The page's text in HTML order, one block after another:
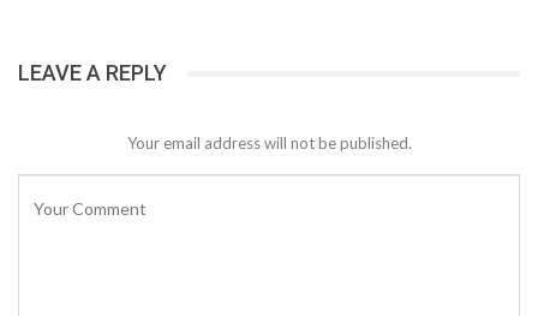
LEAVE A REPLY
Your email address will not be published.